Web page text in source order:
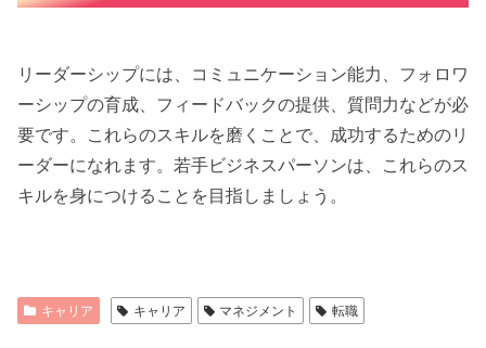
リーダーシップには、コミュニケーション能力、フォロワ
ーシップの育成、フィードバックの提供、質問力などが必
要です。これらのスキルを磨くことで、成功するためのリ
ーダーになれます。若手ビジネスパーソンは、これらのス
キルを身につけることを目指しましょう。
キャリア キャリア マネジメント 転職